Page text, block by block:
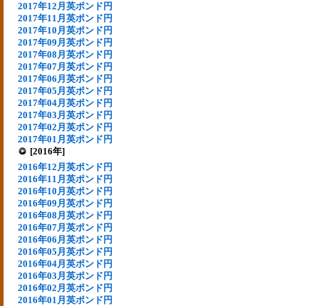
2017年12月英ポンド円
2017年11月英ポンド円
2017年10月英ポンド円
2017年09月英ポンド円
2017年08月英ポンド円
2017年07月英ポンド円
2017年06月英ポンド円
2017年05月英ポンド円
2017年04月英ポンド円
2017年03月英ポンド円
2017年02月英ポンド円
2017年01月英ポンド円
[2016年]
2016年12月英ポンド円
2016年11月英ポンド円
2016年10月英ポンド円
2016年09月英ポンド円
2016年08月英ポンド円
2016年07月英ポンド円
2016年06月英ポンド円
2016年05月英ポンド円
2016年04月英ポンド円
2016年03月英ポンド円
2016年02月英ポンド円
2016年01月英ポンド円